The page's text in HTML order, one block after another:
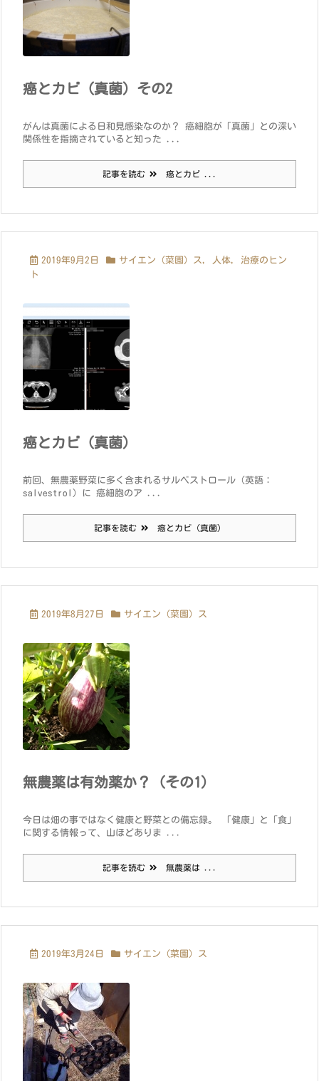
癌とカビ（真菌）その2
がんは真菌による日和見感染なのか？ 癌細胞が「真菌」との深い
関係性を指摘されていると知った ...
記事を読む 癌とカビ ...
2019年9月2日 サイエン（菜園）ス, 人体, 治療のヒン
ト
癌とカビ（真菌）
前回、無農薬野菜に多く含まれるサルベストロール（英語：
salvestrol）に 癌細胞のア ...
記事を読む 癌とカビ（真菌）
2019年8月27日 サイエン（菜園）ス
無農薬は有効薬か？（その1）
今日は畑の事ではなく健康と野菜との備忘録。 「健康」と「食」
に関する情報って、山ほどありま ...
記事を読む 無農薬は ...
2019年3月24日 サイエン（菜園）ス